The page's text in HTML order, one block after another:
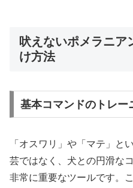
吠えないポメラニア
け方法
基本コマンドのトレー
「オスワリ」や「マテ」と
芸ではなく、犬との円滑な
非常に重要なツールです。